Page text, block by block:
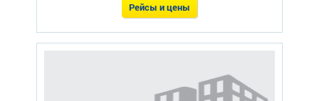
Рейсы и цены